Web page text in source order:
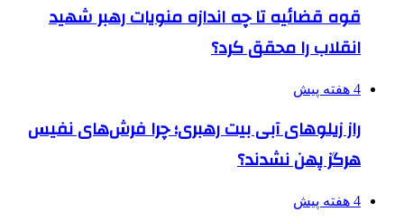
قوه قضائیه تا چه اندازه منویات رهبر شهید
انقلاب را محقق کرد؟
4 هفته پیش
راز زیلوهای آبی بیت رهبری؛ چرا فرش‌های نفیس
هرگز پهن نشدند؟
4 هفته پیش